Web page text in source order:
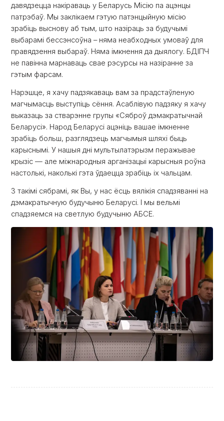
давядзецца накіраваць у Беларусь Місію па ацэнцы
патрэбаў. Мы заклікаем гэтую патэнцыйную місію
зрабіць выснову аб тым, што назіраць за будучымі
выбарамі бессэнсоўна – няма неабходных умоваў для
правядзення выбараў. Няма імкнення да дыялогу. БДІПЧ
не павінна марнаваць свае рэсурсы на назіранне за
гэтым фарсам.
Нарэшце, я хачу падзякаваць вам за прадстаўленую
магчымасць выступіць сёння. Асаблівую падзяку я хачу
выказаць за стварэнне групы «Сяброў дэмакратычнай
Беларусі». Народ Беларусі ацэніць вашае імкненне
зрабіць больш, разглядзець магчымыя шляхі быць
карыснымі. У нашыя дні мультылатэрызм перажывае
крызіс — але міжнародныя арганізацыі карысныя роўна
настолькі, наколькі гэта ўдаецца зрабіць іх чальцам.
З такімі сябрамі, як Вы, у нас ёсць вялікія спадзяванні на
дэмакратычную будучыню Беларусі. І мы вельмі
спадзяемся на светлую будучыню АБСЕ.